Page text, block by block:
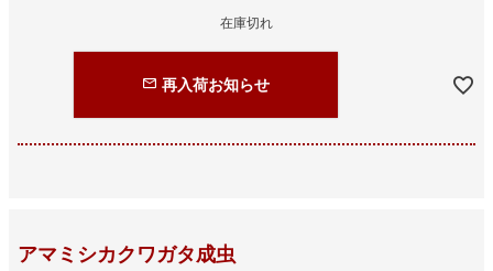
在庫切れ
再入荷お知らせ
アマミシカクワガタ成虫